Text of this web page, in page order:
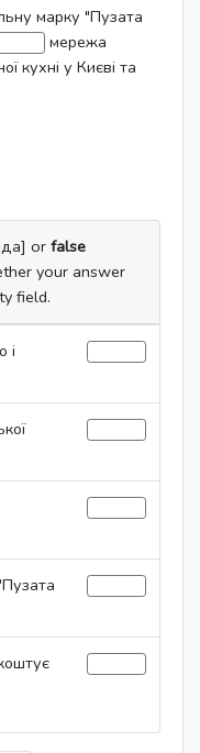
марку "Пузата
мережа
кухні у Києві та
orfalse
your answer
field.
і